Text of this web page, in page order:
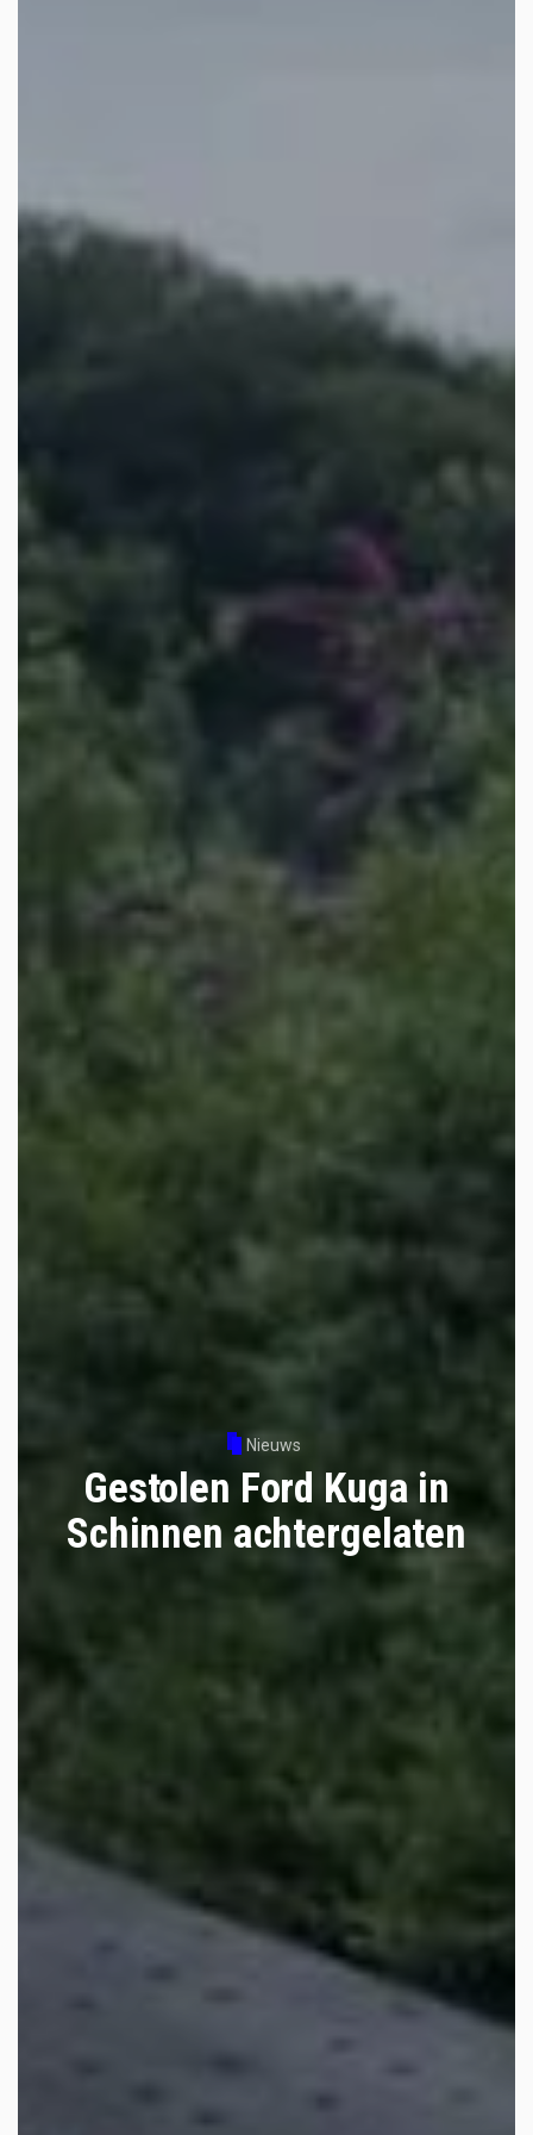
Nieuws
Gestolen Ford Kuga in
Schinnen achtergelaten